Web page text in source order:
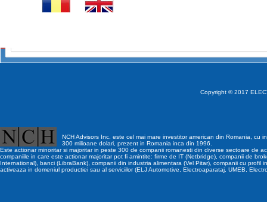
Copyright © 2017
NCH Advisors Inc. este cel mai mare investitor american din Romania, cu
300 milioane dolari, prezent in Romania inca din 1996.
Este actionar minoritar si majoritar in peste 300 de companii romanesti din diverse sectoare de
companiile in care este actionar majoritar pot fi amintite: firme de IT (Netbridge), companii de
International), banci (LibraBank), companii din industria alimentara (Vel Pitar), companii cu profil
activeaza in domeniul productiei sau al serviciilor (ELJ Automotive, Electroaparataj, UMEB,